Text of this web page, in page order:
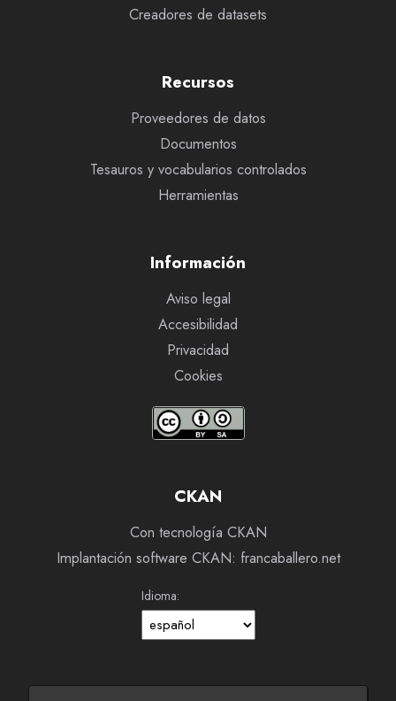
Creadores de datasets
Recursos
Proveedores de datos
Documentos
Tesauros y vocabularios controlados
Herramientas
Información
Aviso legal
Accesibilidad
Privacidad
Cookies
CKAN
Con tecnología CKAN
Implantación software CKAN: francaballero.net
Idioma